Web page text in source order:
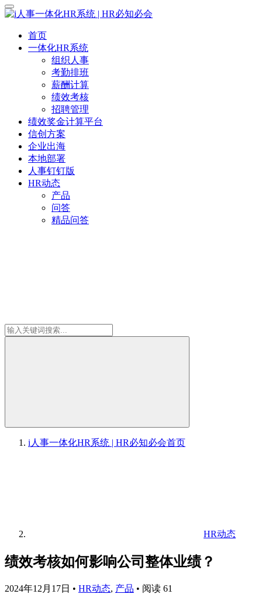
首页
一体化HR系统
组织人事
考勤排班
薪酬计算
绩效考核
招聘管理
绩效奖金计算平台
信创方案
企业出海
本地部署
人事钉钉版
HR动态
产品
问答
精品问答
i人事一体化HR系统 | HR必知必会首页
HR动态
绩效考核如何影响公司整体业绩？
2024年12月17日 • HR动态, 产品 • 阅读 61